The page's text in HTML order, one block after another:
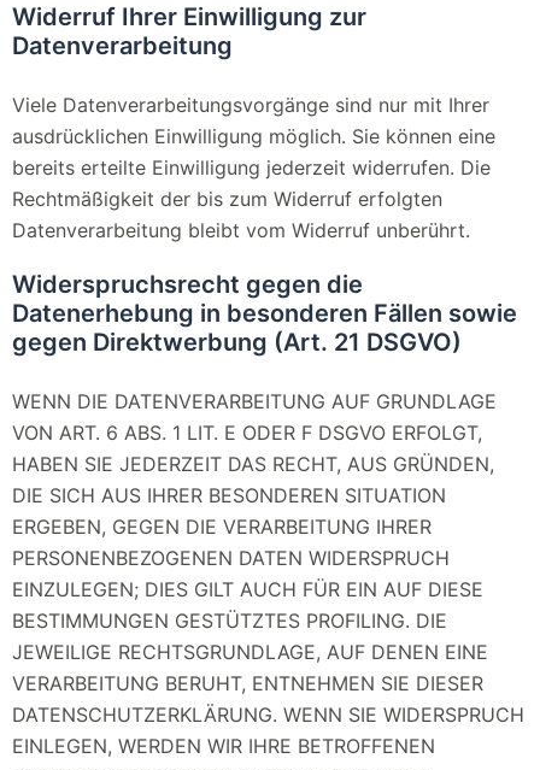
Widerruf Ihrer Einwilligung zur
Datenverarbeitung
Viele Datenverarbeitungsvorgänge sind nur mit Ihrer
ausdrücklichen Einwilligung möglich. Sie können eine
bereits erteilte Einwilligung jederzeit widerrufen. Die
Rechtmäßigkeit der bis zum Widerruf erfolgten
Datenverarbeitung bleibt vom Widerruf unberührt.
Widerspruchsrecht gegen die
Datenerhebung in besonderen Fällen sowie
gegen Direktwerbung (Art. 21 DSGVO)
WENN DIE DATENVERARBEITUNG AUF GRUNDLAGE
VON ART. 6 ABS. 1 LIT. E ODER F DSGVO ERFOLGT,
HABEN SIE JEDERZEIT DAS RECHT, AUS GRÜNDEN,
DIE SICH AUS IHRER BESONDEREN SITUATION
ERGEBEN, GEGEN DIE VERARBEITUNG IHRER
PERSONENBEZOGENEN DATEN WIDERSPRUCH
EINZULEGEN; DIES GILT AUCH FÜR EIN AUF DIESE
BESTIMMUNGEN GESTÜTZTES PROFILING. DIE
JEWEILIGE RECHTSGRUNDLAGE, AUF DENEN EINE
VERARBEITUNG BERUHT, ENTNEHMEN SIE DIESER
DATENSCHUTZERKLÄRUNG. WENN SIE WIDERSPRUCH
EINLEGEN, WERDEN WIR IHRE BETROFFENEN